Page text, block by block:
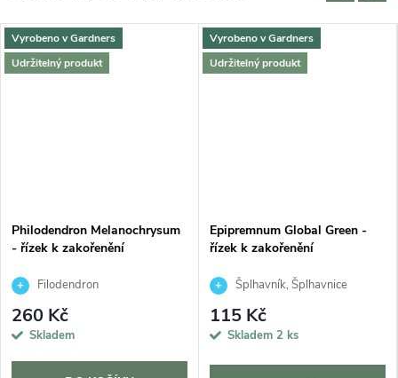
Vyrobeno v Gardners
Udržitelný produkt
Philodendron Melanochrysum
- řízek k zakořenění
Filodendron
260 Kč
Skladem
Vyrobeno v Gardners
Udržitelný produkt
Epipremnum Global Green -
řízek k zakořenění
Šplhavník, Šplhavnice
115 Kč
Skladem 2 ks